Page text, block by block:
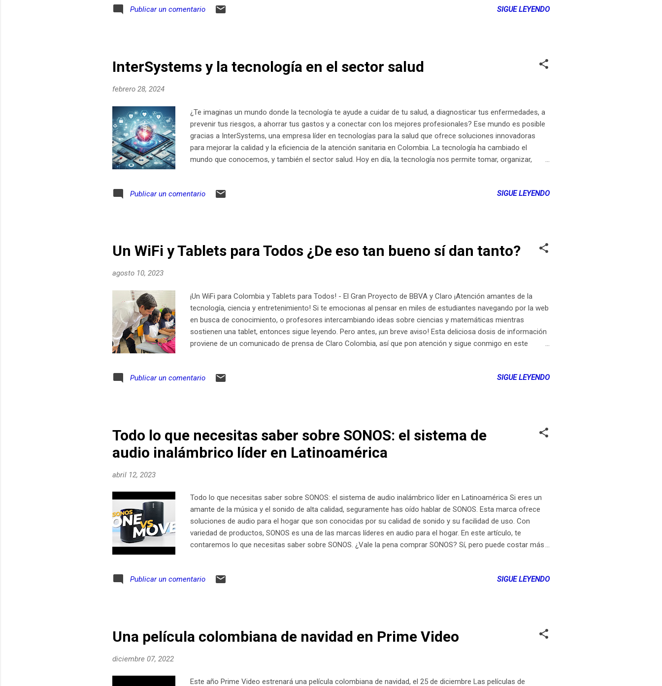
reconfigurando expectativas. El Mercado de Smartphones en Colombia Es la era de la tecnología oriental,
Publicar un comentario SIGUE LEYENDO
InterSystems y la tecnología en el sector salud
febrero 28, 2024
¿Te imaginas un mundo donde la tecnología te ayude a cuidar de tu salud, a diagnosticar tus enfermedades, a
prevenir tus riesgos, a ahorrar tus gastos y a conectar con los mejores profesionales? Ese mundo es posible
gracias a InterSystems, una empresa líder en tecnologías para la salud que ofrece soluciones innovadoras
para mejorar la calidad y la eficiencia de la atención sanitaria en Colombia. La tecnología ha cambiado el
mundo que conocemos, y también el sector salud. Hoy en día, la tecnología nos permite tomar, organizar,
viabilidad. Sin embargo, el sector salud enfrenta varios desafíos, como el diagnóstico oportuno, la integración
Publicar un comentario SIGUE LEYENDO
Un WiFi y Tablets para Todos ¿De eso tan bueno sí dan tanto?
agosto 10, 2023
¡Un WiFi para Colombia y Tablets para Todos! - El Gran Proyecto de BBVA y Claro ¡Atención amantes de la
tecnología, ciencia y entretenimiento! Si te emocionas al pensar en miles de estudiantes navegando por la web
en busca de conocimiento, o profesores intercambiando ideas sobre ciencias y matemáticas mientras
sostienen una tablet, entonces sigue leyendo. Pero antes, ¡un breve aviso! Esta deliciosa dosis de información
proviene de un comunicado de prensa de Claro Colombia, así que pon atención y sigue conmigo en este
computadoras viejas y un módem; estamos hablando de internet gratuito , 3.000 tabletas y, lo más importante,
Publicar un comentario SIGUE LEYENDO
Todo lo que necesitas saber sobre SONOS: el sistema de
audio inalámbrico líder en Latinoamérica
abril 12, 2023
Todo lo que necesitas saber sobre SONOS: el sistema de audio inalámbrico líder en Latinoamérica Si eres un
amante de la música y el sonido de alta calidad, seguramente has oído hablar de SONOS. Esta marca ofrece
soluciones de audio para el hogar que son conocidas por su calidad de sonido y su facilidad de uso. Con
variedad de productos, SONOS es una de las marcas líderes en audio para el hogar. En este artículo, te
contaremos lo que necesitas saber sobre SONOS. ¿Vale la pena comprar SONOS? Sí, pero puede costar más
SONOS puede ser una excelente opción. Pero si estás satisfecho con el sonido de tus altavoces actuales o no
Publicar un comentario SIGUE LEYENDO
Una película colombiana de navidad en Prime Video
diciembre 07, 2022
Este año Prime Video estrenará una película colombiana de navidad, el 25 de diciembre Las películas de